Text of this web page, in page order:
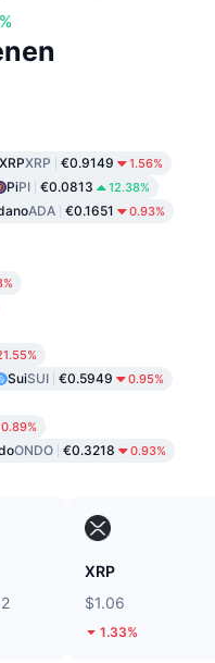
XRPXRP €0.9149 1.56%
PiPI €0.0813 12.38%
ADA €0.1651 0.93%
SuiSUI €0.5949 0.95%
0.89%
ONDO €0.3218 0.93%
XRP
$1.06
1.33%